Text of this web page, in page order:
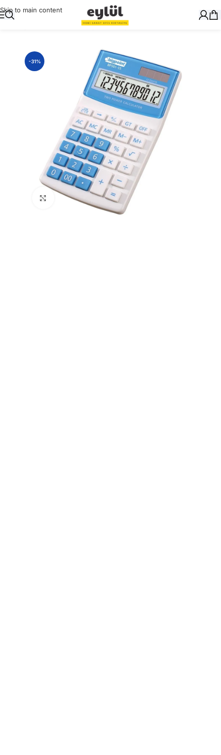
Skip to main content
Masaüstü Gereçler/Hesap Makinaları
-31%
Büyütmek için tıklayın